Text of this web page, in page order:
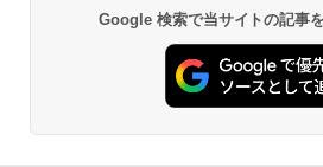
力的な町 2026～
￥2,079
PYKES PEAK (パ
ト プライバシー
人用 折りたたみ
ーチ ピクニック
GRANDOOR ステ
026リニューアル
コンパクト 保冷力
￥2,980
Google 検索で当サイトの記事